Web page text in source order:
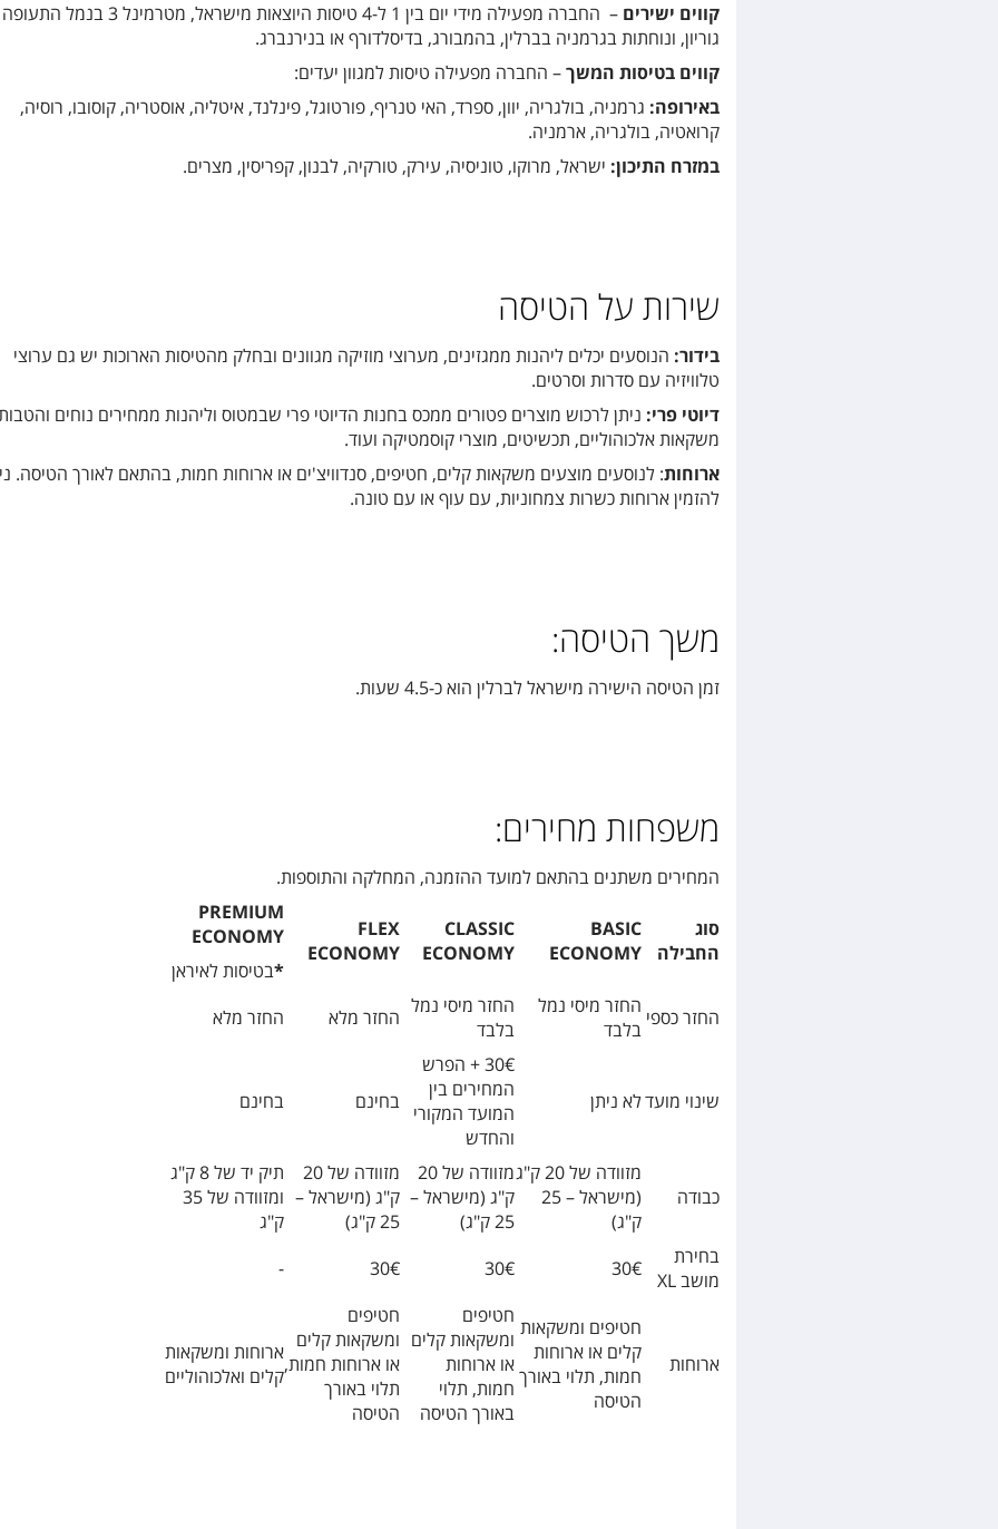
קווים ישירים
– החברה מפעילה מידי יום בין 1 ל-4 טיסות היוצאות מישראל, מטרמינל 3
גוריון, ונוחתות בגרמניה בברלין, בהמבורג, בדיסלדורף או בנירנברג.
קווים בטיסות המשך– החברה מפעילה טיסות למגוון יעדים:
באירופה: גרמניה, בולגריה, יוון, ספרד, האי טנריף, פורטוגל, פינלנד, איטליה, אוסטריה, קוסובו, רוסיה,
קרואטיה, בולגריה, ארמניה.
במזרח התיכון: ישראל, מרוקו, טוניסיה, עירק, טורקיה, לבנון, קפריסין, מצרים.
שירות על הטיסה
בידור: הנוסעים יכלים ליהנות ממגזינים, מערוצי מוזיקה מגוונים ובחלק מהטיסות הארוכות יש גם ערוצי
טלוויזיה עם סדרות וסרטים.
דיוטי פרי: ניתן לרכוש מוצרים פטורים ממכס בחנות הדיוטי פרי שבמטוס וליהנות ממחירים נוחים
משקאות אלכוהוליים, תכשיטים, מוצרי קוסמטיקה ועוד.
ארוחות: לנוסעים מוצעים משקאות קלים, חטיפים, סנדוויצ'ים או ארוחות חמות, בהתאם לאורך הטיסה.
להזמין ארוחות כשרות צמחוניות, עם עוף או עם טונה.
משך הטיסה:
זמן הטיסה הישירה מישראל לברלין הוא כ-4.5 שעות.
משפחות מחירים:
המחירים משתנים בהתאם למועד ההזמנה, המחלקה והתוספות.
סוג
החבילה
BASIC
ECONOMY
CLASSIC
ECONOMY
FLEX
ECONOMY
PREMIUM
ECONOMY
*בטיסות לאיראן
החזר כספי החזר מיסי נמל
בלבד
החזר מיסי נמל
בלבד
החזר מלא החזר מלא
שינוי מועדלא ניתן
30€ + הפרש
המחירים בין
המועד המקורי
והחדש
בחינם בחינם
כבודה
מזוודה של 20 ק"ג
(מישראל – 25
ק"ג)
מזוודה של 20
ק"ג (מישראל –
25 ק"ג)
מזוודה של 20
ק"ג (מישראל –
25 ק"ג)
תיק יד של 8 ק"ג
ומזוודה של 35
ק"ג
בחירת
מושבXL
30€
30€
30€
-
ארוחות
חטיפים ומשקאות
קלים או ארוחות
חמות, תלוי באורך
הטיסה
חטיפים
ומשקאות קלים
או ארוחות
חמות, תלוי
באורך הטיסה
חטיפים
ומשקאות קלים
או ארוחות חמות,
תלוי באורך
הטיסה
ארוחות ומשקאות
קלים ואלכוהוליים